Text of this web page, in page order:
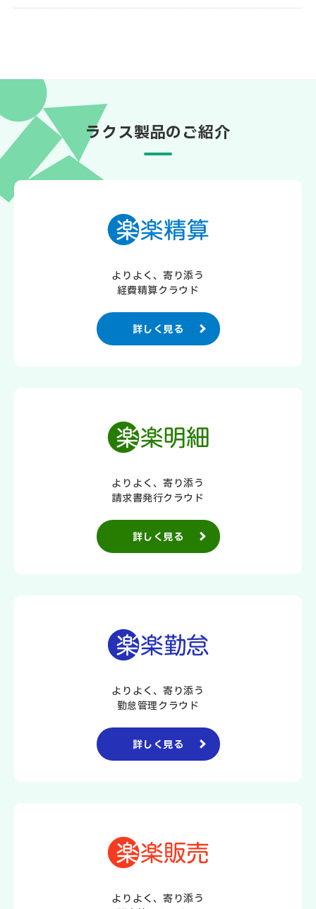
ラクス製品のご紹介
よりよく、寄り添う
経費精算クラウド
詳しく見る
よりよく、寄り添う
請求書発行クラウド
詳しく見る
よりよく、寄り添う
勤怠管理クラウド
詳しく見る
よりよく、寄り添う